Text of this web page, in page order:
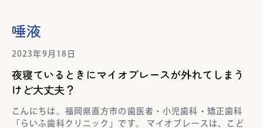
唾液
2023年9月18日
夜寝ているときにマイオブレースが外れてしまう
けど大丈夫？
こんにちは。福岡県直方市の歯医者・小児歯科・矯正歯科
「らいふ歯科クリニック」です。 マイオブレースは、こど